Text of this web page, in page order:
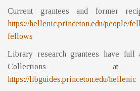
Current grantees and former
https://hellenic.princeton.edu/people/
fellows
Library research grantees have full
Collections at
https://libguides.princeton.edu/hellenic